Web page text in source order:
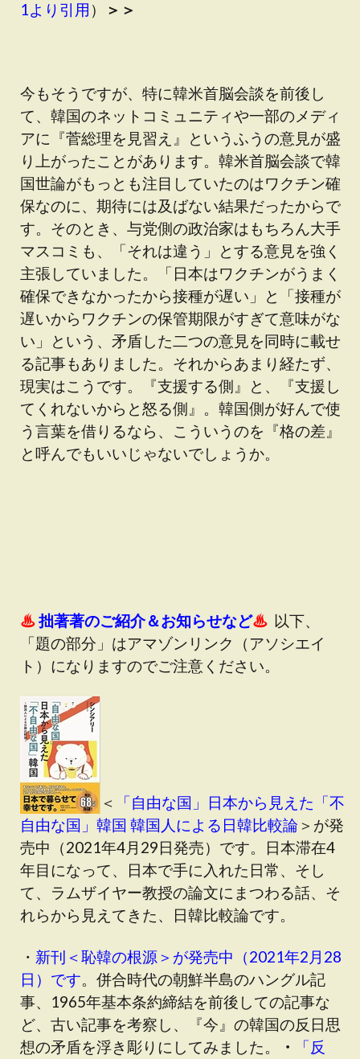
1より引用 ） ＞＞
今もそうですが、特に韓米首脳会談を前後し
て、韓国のネットコミュニティや一部のメディ
アに『菅総理を見習え』というふうの意見が盛
り上がったことがあります。韓米首脳会談で韓
国世論がもっとも注目していたのはワクチン確
保なのに、期待には及ばない結果だったからで
す。そのとき、与党側の政治家はもちろん大手
マスコミも、「それは違う」とする意見を強く
主張していました。「日本はワクチンがうまく
確保できなかったから接種が遅い」と「接種が
遅いからワクチンの保管期限がすぎて意味がな
い」という、矛盾した二つの意見を同時に載せ
る記事もありました。それからあまり経たず、
現実はこうです。『支援する側』と、『支援し
てくれないからと怒る側』。韓国側が好んで使
う言葉を借りるなら、こういうのを『格の差』
と呼んでもいいじゃないでしょうか。
♨拙著著のご紹介＆お知らせなど♨ 以下、
「題の部分」はアマゾンリンク（アソシエイ
ト）になりますのでご注意ください。
＜
「自由な国」日本から見えた「不
自由な国」韓国 韓国人による日韓比較論 ＞が発
売中（2021年4月29日発売）です。日本滞在4
年目になって、日本で手に入れた日常、そし
て、ラムザイヤー教授の論文にまつわる話、そ
れらから見えてきた、日韓比較論です。
・ 新刊＜恥韓の根源＞が発売中（2021年2月28
日）です。併合時代の朝鮮半島のハングル記
事、1965年基本条約締結を前後しての記事な
ど、古い記事を考察し、『今』の韓国の反日思
想の矛盾を浮き彫りにしてみました。
・
「反